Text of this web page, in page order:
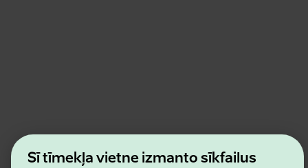
Šī tīmekļa vietne izmanto sīkfailus
Estonian Business and Innovation Agency
Kontakti